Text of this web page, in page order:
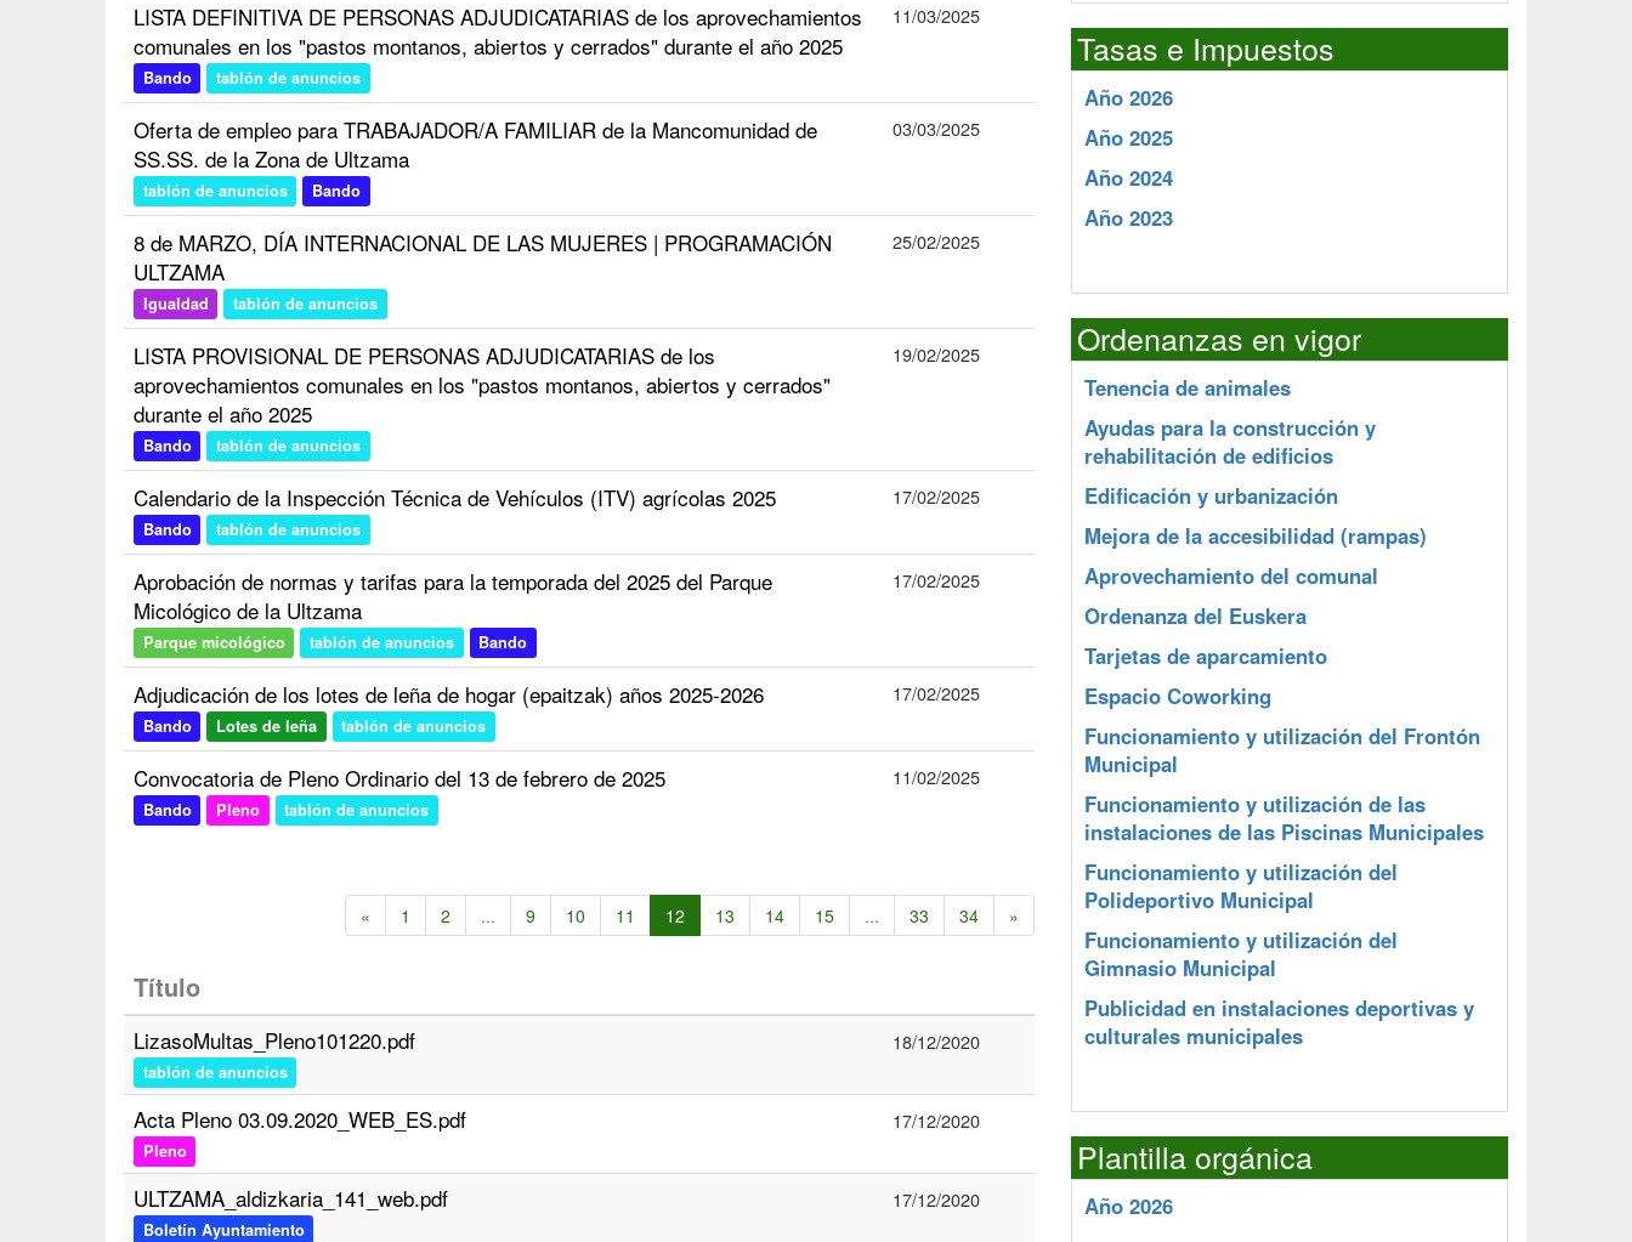
LISTA DEFINITIVA DE PERSONAS ADJUDICATARIAS de los aprovechamientos
comunales en los "pastos montanos, abiertos y cerrados" durante el año 2025
Bando tablón de anuncios
11/03/2025
Oferta de empleo para TRABAJADOR/A FAMILIAR de la Mancomunidad de
SS.SS. de la Zona de Ultzama
tablón de anuncios Bando
03/03/2025
8 de MARZO, DÍA INTERNACIONAL DE LAS MUJERES | PROGRAMACIÓN
ULTZAMA
Igualdad tablón de anuncios
25/02/2025
LISTA PROVISIONAL DE PERSONAS ADJUDICATARIAS de los
aprovechamientos comunales en los "pastos montanos, abiertos y cerrados"
durante el año 2025
Bando tablón de anuncios
19/02/2025
Calendario de la Inspección Técnica de Vehículos (ITV) agrícolas 2025
Bando tablón de anuncios
17/02/2025
Aprobación de normas y tarifas para la temporada del 2025 del Parque
Micológico de la Ultzama
Parque micológico tablón de anuncios Bando
17/02/2025
Adjudicación de los lotes de leña de hogar (epaitzak) años 2025-2026
Bando Lotes de leña tablón de anuncios
17/02/2025
Convocatoria de Pleno Ordinario del 13 de febrero de 2025
Bando Pleno tablón de anuncios
11/02/2025
« 1 2 ... 9 10 11 12 13 14 15 ... 33 34 »
Título
LizasoMultas_Pleno101220.pdf
tablón de anuncios
18/12/2020
Acta Pleno 03.09.2020_WEB_ES.pdf
Pleno
17/12/2020
ULTZAMA_aldizkaria_141_web.pdf
Boletín Ayuntamiento
17/12/2020
Tasas e Impuestos
Año 2026
Año 2025
Año 2024
Año 2023
Ordenanzas en vigor
Tenencia de animales
Ayudas para la construcción y
rehabilitación de edificios
Edificación y urbanización
Mejora de la accesibilidad (rampas)
Aprovechamiento del comunal
Ordenanza del Euskera
Tarjetas de aparcamiento
Espacio Coworking
Funcionamiento y utilización del Frontón
Municipal
Funcionamiento y utilización de las
instalaciones de las Piscinas Municipales
Funcionamiento y utilización del
Polideportivo Municipal
Funcionamiento y utilización del
Gimnasio Municipal
Publicidad en instalaciones deportivas y
culturales municipales
Plantilla orgánica
Año 2026